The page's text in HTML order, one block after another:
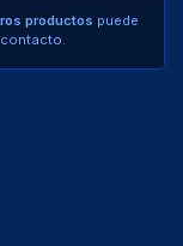
productos puede